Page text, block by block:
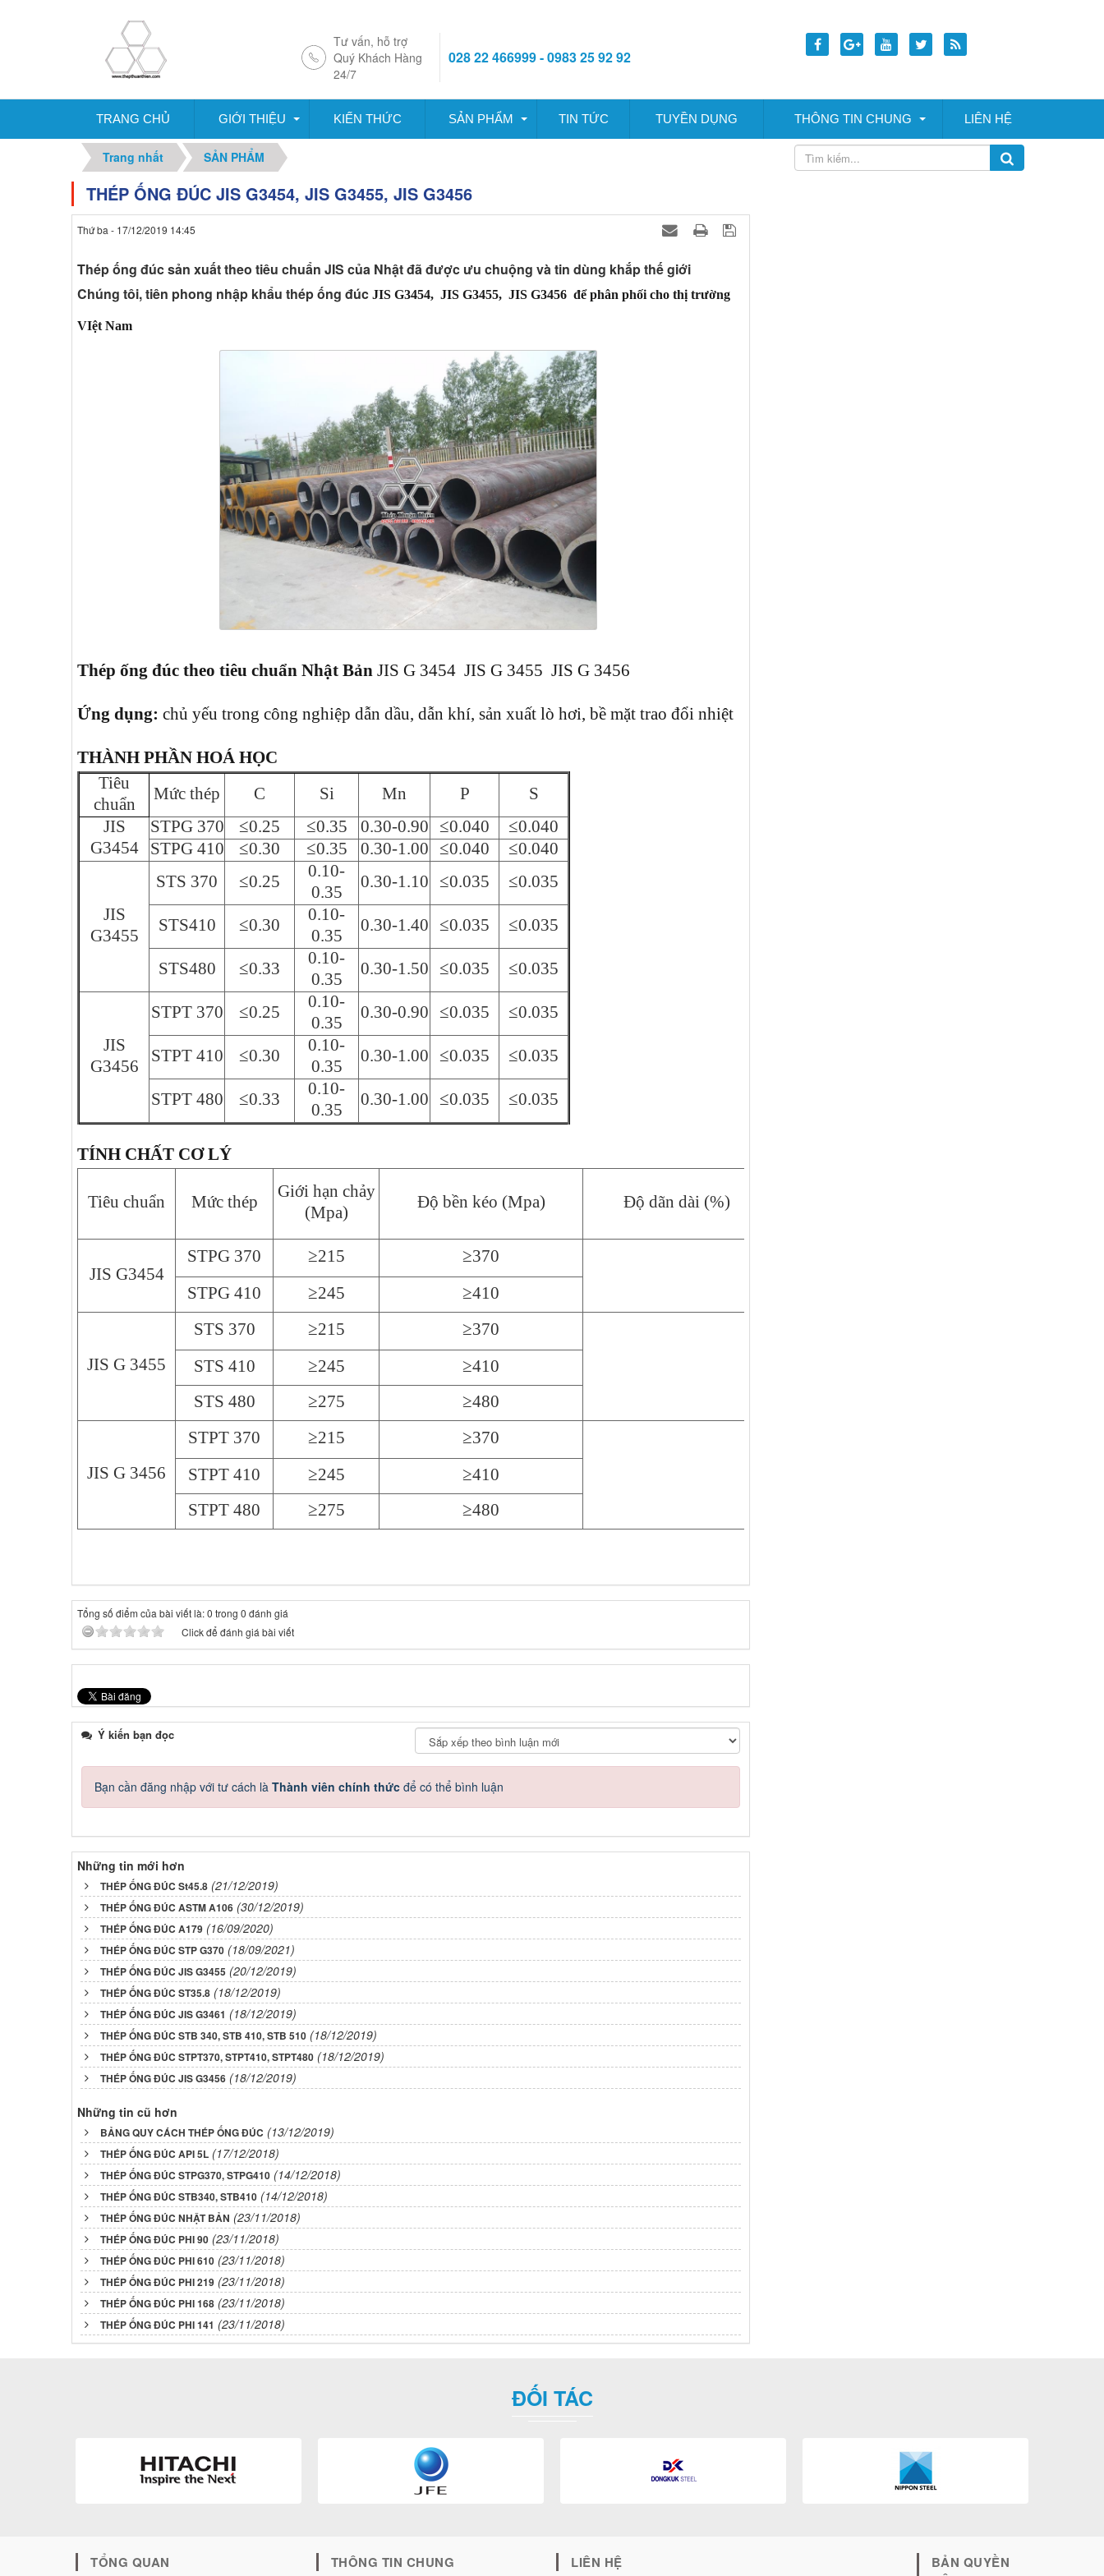
Tư vấn, hỗ trợ
Quý Khách Hàng
24/7
028 22 466999 - 0983 25 92 92
TRANG CHỦ GIỚI THIỆU KIẾN THỨC SẢN PHẨM TIN TỨC TUYỀN DỤNG THÔNG TIN CHUNG LIÊN HỆ
Trang nhất SẢN PHẨM
THÉP ỐNG ĐÚC JIS G3454, JIS G3455, JIS G3456
Thứ ba - 17/12/2019 14:45
Thép ống đúc sản xuất theo tiêu chuẩn JIS của Nhật đã được ưu chuộng và tin dùng khắp thế giới
Chúng tôi, tiên phong nhập khẩu thép ống đúc JIS G3454, JIS G3455, JIS G3456 để phân phối cho thị trường
VIệt Nam
Thép ống đúc theo tiêu chuẩn Nhật Bản JIS G 3454 JIS G 3455 JIS G 3456
Ứng dụng: chủ yếu trong công nghiệp dẫn dầu, dẫn khí, sản xuất lò hơi, bề mặt trao đổi nhiệt
THÀNH PHẦN HOÁ HỌC
Tiêu
chuẩn
Mức thép C Si Mn P
S
JIS
G3454
STPG 370 ≤0.25 ≤0.35 0.30-0.90 ≤0.040
≤0.040
STPG 410
≤0.30 ≤0.35 0.30-1.00 ≤0.040 ≤0.040
JIS
G3455
STS 370 ≤0.25
0.10-
0.35
0.30-1.10 ≤0.035 ≤0.035
STS410 ≤0.30
0.10-
0.35
0.30-1.40 ≤0.035 ≤0.035
STS480 ≤0.33
0.10-
0.35
0.30-1.50 ≤0.035 ≤0.035
JIS
G3456
STPT 370 ≤0.25
0.10-
0.35
0.30-0.90 ≤0.035 ≤0.035
STPT 410 ≤0.30
0.10-
0.35
0.30-1.00 ≤0.035 ≤0.035
STPT 480 ≤0.33
0.10-
0.35
0.30-1.00 ≤0.035 ≤0.035
TÍNH CHẤT CƠ LÝ
Tiêu chuẩn Mức thép
Giới hạn chảy
(Mpa)
Độ bền kéo (Mpa) Độ dãn dài (%)
JIS G3454
STPG 370 ≥215
≥370
STPG 410
≥245 ≥410
JIS G 3455
STS 370 ≥215
≥370
STS 410
≥245
≥410
STS 480
≥275 ≥480
JIS G 3456
STPT 370 ≥215
≥370
STPT 410
≥245
≥410
STPT 480
≥275 ≥480
Tổng số điểm của bài viết là: 0 trong 0 đánh giá
Click để đánh giá bài viết
Ý kiến bạn đọc
Bạn cần đăng nhập với tư cách là Thành viên chính thức để có thể bình luận
Những tin mới hơn
THÉP ỐNG ĐÚC St45.8 (21/12/2019)
THÉP ỐNG ĐÚC ASTM A106 (30/12/2019)
THÉP ỐNG ĐÚC A179 (16/09/2020)
THÉP ỐNG ĐÚC STP G370 (18/09/2021)
THÉP ỐNG ĐÚC JIS G3455 (20/12/2019)
THÉP ỐNG ĐÚC ST35.8 (18/12/2019)
THÉP ỐNG ĐÚC JIS G3461 (18/12/2019)
THÉP ỐNG ĐÚC STB 340, STB 410, STB 510 (18/12/2019)
THÉP ỐNG ĐÚC STPT370, STPT410, STPT480 (18/12/2019)
THÉP ỐNG ĐÚC JIS G3456 (18/12/2019)
Những tin cũ hơn
BẢNG QUY CÁCH THÉP ỐNG ĐÚC (13/12/2019)
THÉP ỐNG ĐÚC API 5L (17/12/2018)
THÉP ỐNG ĐÚC STPG370, STPG410 (14/12/2018)
THÉP ỐNG ĐÚC STB340, STB410 (14/12/2018)
THÉP ỐNG ĐÚC NHẬT BẢN (23/11/2018)
THÉP ỐNG ĐÚC PHI 90 (23/11/2018)
THÉP ỐNG ĐÚC PHI 610 (23/11/2018)
THÉP ỐNG ĐÚC PHI 219 (23/11/2018)
THÉP ỐNG ĐÚC PHI 168 (23/11/2018)
THÉP ỐNG ĐÚC PHI 141 (23/11/2018)
ĐỐI TÁC
TỔNG QUAN THÔNG TIN CHUNG LIÊN HỆ
BẢN QUYỀN